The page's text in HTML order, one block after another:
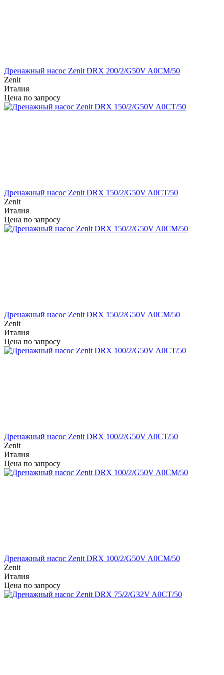
Дренажный насос Zenit DRX 200/2/G50V A0CM/50
Zenit
Италия
Цена по запросу
Дренажный насос Zenit DRX 150/2/G50V A0CT/50
Zenit
Италия
Цена по запросу
Дренажный насос Zenit DRX 150/2/G50V A0CM/50
Zenit
Италия
Цена по запросу
Дренажный насос Zenit DRX 100/2/G50V A0CT/50
Zenit
Италия
Цена по запросу
Дренажный насос Zenit DRX 100/2/G50V A0CM/50
Zenit
Италия
Цена по запросу